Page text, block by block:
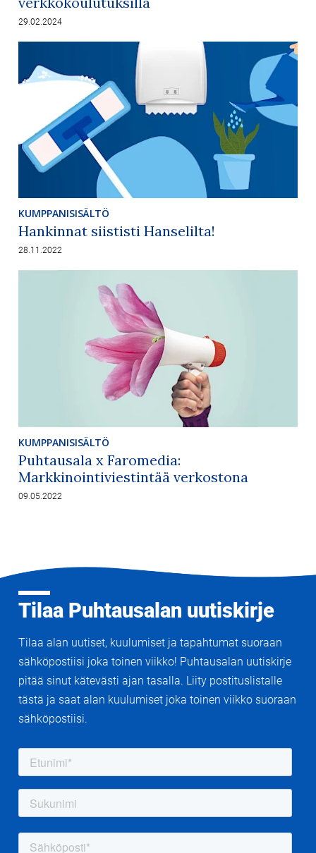
29.02.2024
KUMPPANISISÄLTÖ
Hankinnat siististi Hanselilta!
28.11.2022
KUMPPANISISÄLTÖ
Puhtausala x Faromedia:
Markkinointiviestintää verkostona
09.05.2022
Tilaa Puhtausalan uutiskirje
Tilaa alan uutiset, kuulumiset ja tapahtumat suoraan
sähköpostiisi joka toinen viikko! Puhtausalan uutiskirje
pitää sinut kätevästi ajan tasalla. Liity postituslistalle
tästä ja saat alan kuulumiset joka toinen viikko suoraan
sähköpostiisi.